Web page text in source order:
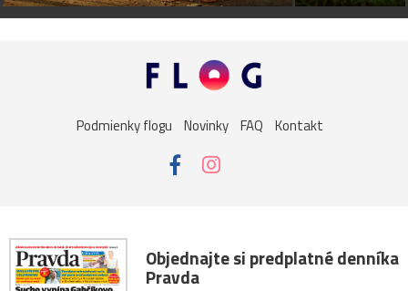
Podmienky flogu Novinky FAQ Kontakt
Objednajte si predplatné denníka
Pravda